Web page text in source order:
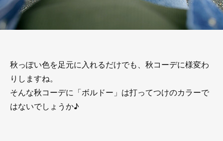
秋っぽい色を足元に入れるだけでも、秋コーデに様変わ
りしますね。
そんな秋コーデに「ボルドー」は打ってつけのカラーで
はないでしょうか♪